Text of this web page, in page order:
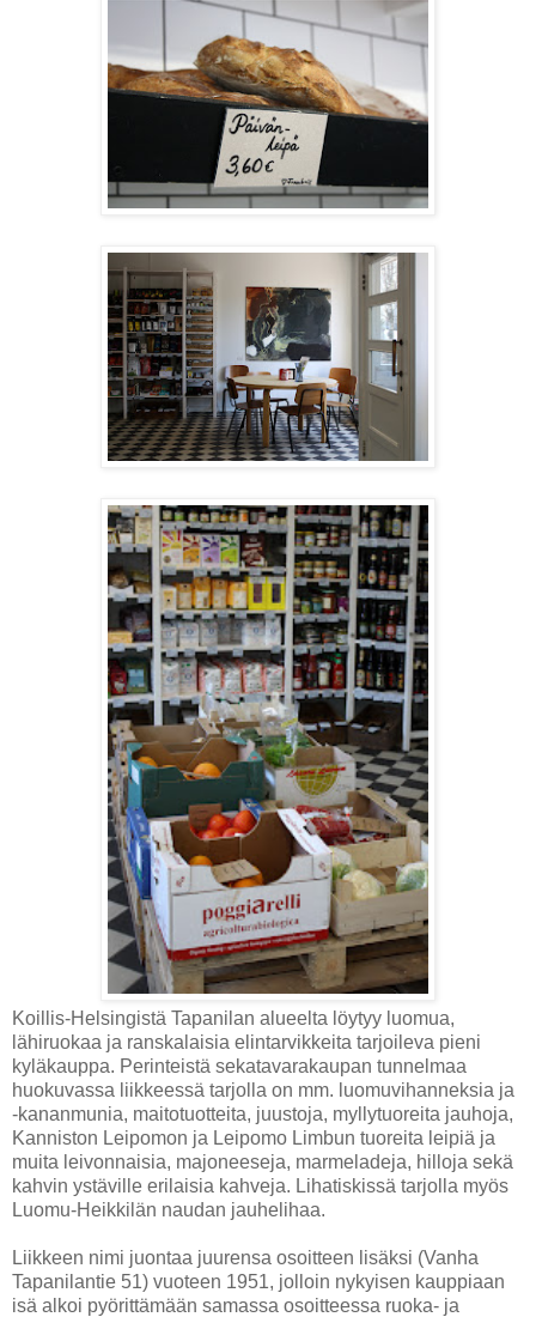
Koillis-Helsingistä Tapanilan alueelta löytyy luomua,
lähiruokaa ja ranskalaisia elintarvikkeita tarjoileva pieni
kyläkauppa. Perinteistä sekatavarakaupan tunnelmaa
huokuvassa liikkeessä tarjolla on mm. luomuvihanneksia ja
-kananmunia, maitotuotteita, juustoja, myllytuoreita jauhoja,
Kanniston Leipomon ja Leipomo Limbun tuoreita leipiä ja
muita leivonnaisia, majoneeseja, marmeladeja, hilloja sekä
kahvin ystäville erilaisia kahveja. Lihatiskissä tarjolla myös
Luomu-Heikkilän naudan jauhelihaa.
Liikkeen nimi juontaa juurensa osoitteen lisäksi (Vanha
Tapanilantie 51) vuoteen 1951, jolloin nykyisen kauppiaan
isä alkoi pyörittämään samassa osoitteessa ruoka- ja